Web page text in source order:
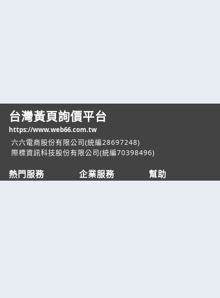
台灣黃頁詢價平台
https://www.web66.com.tw
六六電商股份有限公司(統編28697248)
際標資訊科技股份有限公司(統編70398496)
熱門服務 企業服務 幫助